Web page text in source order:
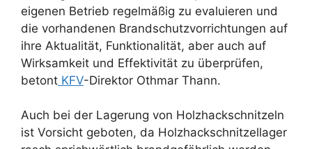
eigenen Betrieb regelmäßig zu evaluieren und
die vorhandenen Brandschutzvorrichtungen auf
ihre Aktualität, Funktionalität, aber auch auf
Wirksamkeit und Effektivität zu überprüfen,
betont KFV-Direktor Othmar Thann.
Auch bei der Lagerung von Holzhackschnitzeln
ist Vorsicht geboten, da Holzhackschnitzellager